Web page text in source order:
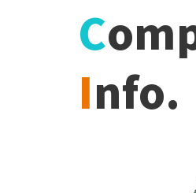
C
Info.